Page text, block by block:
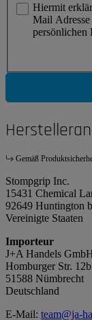
Hiermit
Mail
persönlichen
Gemäß
Stompgrip Inc.
15431 Chemical
92649 Huntington
Vereinigte Staaten
Importeur
J+A Handels
Homburger Str. 12b
51588 Nümbrecht
Deutschland
E-Mail: team@ja-